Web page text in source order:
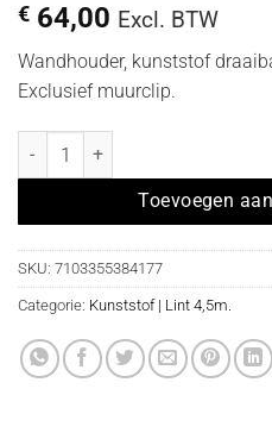
€ 64,00 Excl. BTW
Wandhouder, kunststof
Exclusief muurclip.
Wandhouder, kunststof
Toevoegen
SKU: 7103355384177
Categorie: Kunststof | Lint 4,5m.